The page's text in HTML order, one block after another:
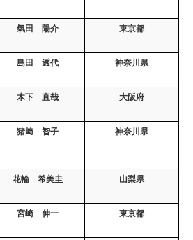
氣田 陽介 東京都
島田 透代 神奈川県
木下 直哉 大阪府
猪﨑 智子 神奈川県
花輪 希美圭 山梨県
宮崎 伸一 東京都